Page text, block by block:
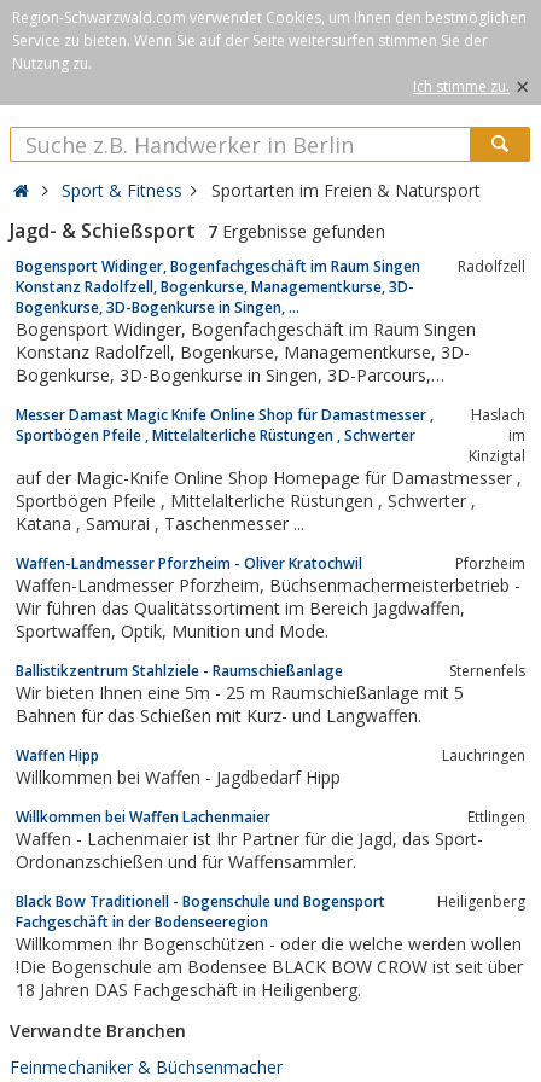
Region-Schwarzwald.com verwendet Cookies, um Ihnen den bestmöglichen
Service zu bieten. Wenn Sie auf der Seite weitersurfen stimmen Sie der
Nutzung zu.
Ich stimme zu. ×
Sport & Fitness Sportarten im Freien & Natursport
Jagd- & Schießsport 7 Ergebnisse gefunden
Bogensport Widinger, Bogenfachgeschäft im Raum Singen
Konstanz Radolfzell, Bogenkurse, Managementkurse, 3D-
Bogenkurse, 3D-Bogenkurse in Singen, ...
Radolfzell
Bogensport Widinger, Bogenfachgeschäft im Raum Singen
Konstanz Radolfzell, Bogenkurse, Managementkurse, 3D-
Bogenkurse, 3D-Bogenkurse in Singen, 3D-Parcours,
Messer Damast Magic Knife Online Shop für Damastmesser ,
Sportbögen Pfeile , Mittelalterliche Rüstungen , Schwerter
Haslach
im
Kinzigtal
auf der Magic-Knife Online Shop Homepage für Damastmesser ,
Sportbögen Pfeile , Mittelalterliche Rüstungen , Schwerter ,
Katana , Samurai , Taschenmesser ...
Waffen-Landmesser Pforzheim - Oliver Kratochwil Pforzheim
Waffen-Landmesser Pforzheim, Büchsenmachermeisterbetrieb -
Wir führen das Qualitätssortiment im Bereich Jagdwaffen,
Sportwaffen, Optik, Munition und Mode.
Ballistikzentrum Stahlziele - Raumschießanlage Sternenfels
Wir bieten Ihnen eine 5m - 25 m Raumschießanlage mit 5
Bahnen für das Schießen mit Kurz- und Langwaffen.
Waffen Hipp Lauchringen
Willkommen bei Waffen - Jagdbedarf Hipp
Willkommen bei Waffen Lachenmaier Ettlingen
Waffen - Lachenmaier ist Ihr Partner für die Jagd, das Sport-
Ordonanzschießen und für Waffensammler.
Black Bow Traditionell - Bogenschule und Bogensport
Fachgeschäft in der Bodenseeregion
Heiligenberg
Willkommen Ihr Bogenschützen - oder die welche werden wollen
!Die Bogenschule am Bodensee BLACK BOW CROW ist seit über
18 Jahren DAS Fachgeschäft in Heiligenberg.
Verwandte Branchen
Feinmechaniker & Büchsenmacher